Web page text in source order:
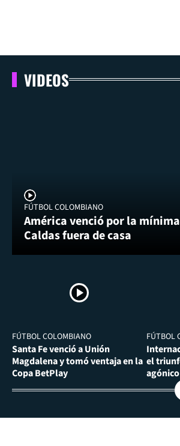
VIDEOS
FÚTBOL COLOMBIANO
América venció por la
Caldas fuera de casa
FÚTBOL COLOMBIANO
Santa Fe venció a Unión
Magdalena y tomó ventaja en la
Copa BetPlay
FÚTBOL
el